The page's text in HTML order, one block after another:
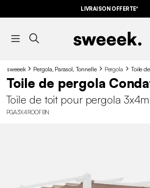
LIVRAISON OFFERTE*
sweeek Pergola, Parasol, Tonnelle Pergola Toile
Toile de pergola
Toile de toit pour pergola 3x4m
PGA3X4ROOFBN